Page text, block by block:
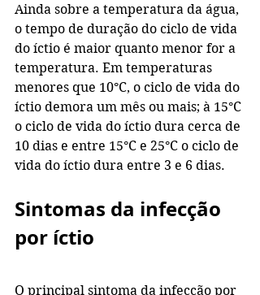
Ainda sobre a temperatura da água,
o tempo de duração do ciclo de vida
do íctio é maior quanto menor for a
temperatura. Em temperaturas
menores que 10°C, o ciclo de vida do
íctio demora um mês ou mais; à 15°C
o ciclo de vida do íctio dura cerca de
10 dias e entre 15°C e 25°C o ciclo de
vida do íctio dura entre 3 e 6 dias.
Sintomas da infecção
por íctio
O principal sintoma da infecção por